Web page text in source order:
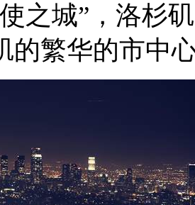
之城”，洛杉
的繁华的市中